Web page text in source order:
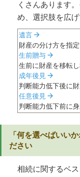
くさんあります
め、選択肢を広
遺言 arrow_forward
財産の分け方を指
生前贈与 arrow_forward
生前に財産を移転
成年後見 arrow_forward
判断能力低下後に
任意後見 arrow_forward
判断能力低下前に
「何を選べばいい
ださい
相続に関するベ